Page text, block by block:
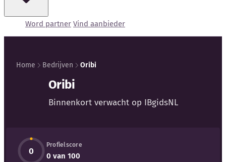
Word partner Vind aanbieder
Kennisbank
Home Bedrijven Oribi
Oribi
Binnenkort verwacht op IBgidsNL
0
Profielscore
0 van 100